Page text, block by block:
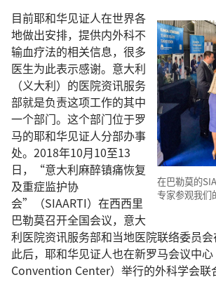
在巴勒莫的
专家参观我们
目前耶和华见证人在世界各
地做出安排，提供内外科不
输血疗法的相关信息，很多
医生为此表示感谢。意大利
（义大利）的医院资讯服务
部就是负责这项工作的其中
一个部门。这个部门位于罗
马的耶和华见证人分部办事
处。2018年10月10至13
日，“意大利麻醉镇痛恢复
及重症监护协
会”（SIAARTI）在西西里
巴勒莫召开全国会议，意大
利医院资讯服务部和当地医院联络委员会
此后，耶和华见证人也在新罗马会议中
Convention Center）举行的外科学会联